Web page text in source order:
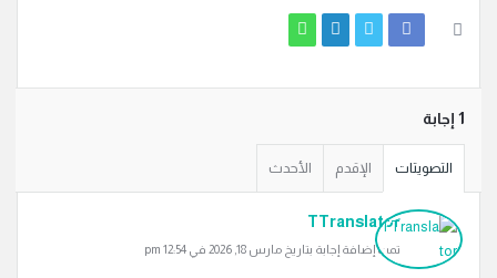
‫1 إجابة
التصويتات الإقدم الأحدث
TTranslator
تمت إضافة إجابة بتاريخ مارس 18, 2026 في 12:54 pm